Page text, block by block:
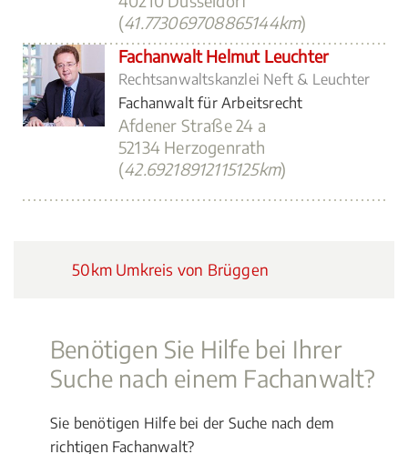
(41.773069708865144km)
Fachanwalt Helmut Leuchter
Rechtsanwaltskanzlei Neft & Leuchter
Fachanwalt für Arbeitsrecht
Afdener Straße 24 a
52134 Herzogenrath
(42.69218912115125km)
50km Umkreis von Brüggen
Benötigen Sie Hilfe bei Ihrer
Suche nach einem Fachanwalt?
Sie benötigen Hilfe bei der Suche nach dem
richtigen Fachanwalt?